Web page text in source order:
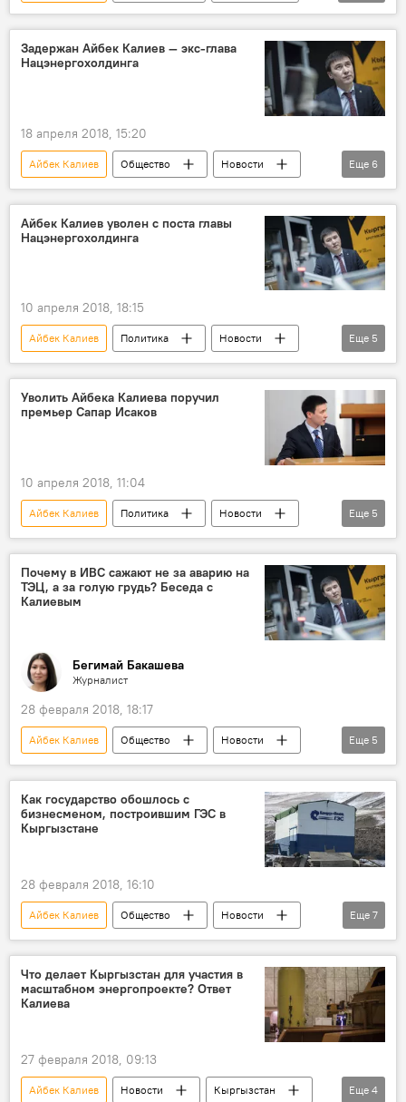
Кыргызстан
Бишкек
Темирлан Бримкулов
Салайдин Авазов
Бердибек Боркоев
уголовное дело
модернизация
авария
Уголовные дела и задержания по делу о ТЭЦ
Задержан Айбек Калиев — экс-глава
Нацэнергохолдинга
18 апреля 2018, 15:20
Айбек Калиев Общество
Новости
Кыргызстан
Aлерт
ТЭЦ
ГКНБ
Уголовные дела и задержания по делу о ТЭЦ
Еще 6
Айбек Калиев уволен с поста главы
Нацэнергохолдинга
10 апреля 2018, 18:15
Айбек Калиев Политика
Новости
Кыргызстан
Сапар Исаков
ТЭЦ
увольнение
Кадровые перестановки в Кыргызстане
Еще 5
Уволить Айбека Калиева поручил
премьер Сапар Исаков
10 апреля 2018, 11:04
Айбек Калиев Политика
Новости
Кыргызстан
Бишкек
Сапар Исаков
ТЭЦ
увольнение
Еще 5
Почему в ИВС сажают не за аварию на
ТЭЦ, а за голую грудь? Беседа с
Калиевым
Бегимай Бакашева
Журналист
28 февраля 2018, 18:17
Айбек Калиев Общество
Новости
Кыргызстан
ТЭЦ
ГЭС
Уголовные дела и задержания по делу о ТЭЦ
Еще 5
Как государство обошлось с
бизнесменом, построившим ГЭС в
Кыргызстане
28 февраля 2018, 16:10
Айбек Калиев Общество
Новости
Кыргызстан
экономика
Аналитика
Рахатбек Ирсалиев
строительство
электроэнергия
ГЭС
Еще 7
Что делает Кыргызстан для участия в
масштабном энергопроекте? Ответ
Калиева
27 февраля 2018, 09:13
Айбек Калиев Новости
Кыргызстан
Еще 4